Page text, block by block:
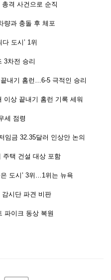
격 사건으로 순직
량과 충돌 후 체포
도시’ 1위
3차전 승리
내기 홈런…6-5 극적인 승리
상 끝내기 홈런 기록 세워
세 점령
임금 32.35달러 인상안 논의
주택 건설 대상 포함
도시’ 3위…1위는 뉴욕
시단 파견 비판
파이크 동상 복원